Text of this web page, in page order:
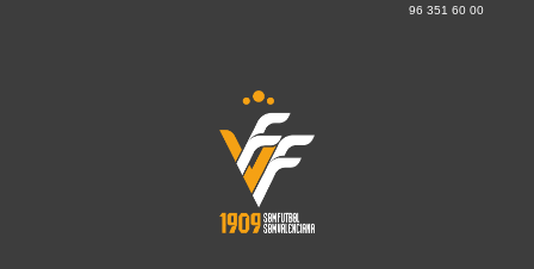
96 351 60 00